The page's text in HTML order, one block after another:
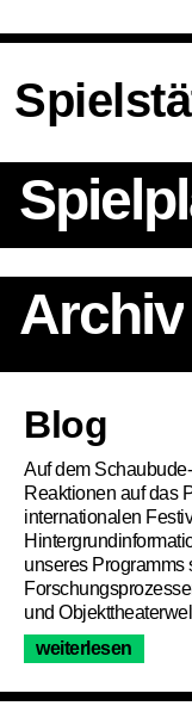
Archiv
Artikel
Blog
Auf dem
Reaktionen auf das
internationalen
unseres Programms
und
weiterlesen